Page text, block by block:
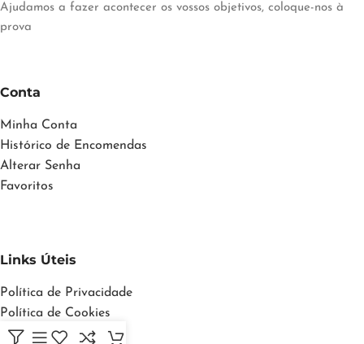
Ajudamos a fazer acontecer os vossos objetivos, coloque-nos à
prova
Conta
Minha Conta
Histórico de Encomendas
Alterar Senha
Favoritos
Links Úteis
Política de Privacidade
Política de Cookies
Termos e Condições